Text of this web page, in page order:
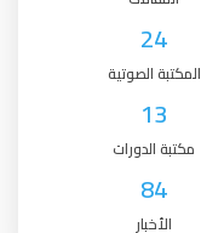
24
المكتبة الصوتية
13
مكتبة الدورات
84
الأخبار